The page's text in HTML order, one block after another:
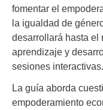
fomentar el
la igualdad de
desarrollará hasta el
aprendizaje y
sesiones interactivas.
La guía aborda
empoderamiento